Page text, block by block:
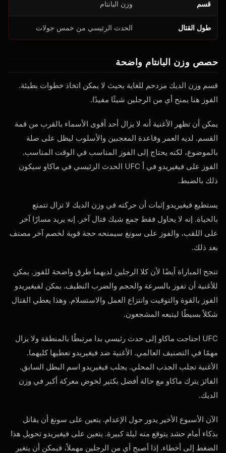
قسم وزن البانتام
طول القتال الحدث الرئيسي من خمس جولات
حصص وزن البانتام واضحة
قسم وزن الديك مزدحم للغاية بحيث لا يمكن اتخاذ خطوات بطيئة.
الفوز هنا يمنح أي من الرجلين شيئًا مفيدًا.
يمكن أن تظهر الأغنية أنه لا يزال أحد أقوى الأسماء بالقرب من قمة
القسم. لديه العمر وقاعدة المعجبين والأسلوب ليظل على صلة
بالموضوع، لكنه يحتاج إلى الفوز المناسب في الوقت المناسب.
الفوز على فيغيريدو في أ UFC الحدث الرئيسي في ماكاو سيكون
ذلك بالضبط.
يستطيع فيغيريدو إثبات أن حركته في وزن الديك لا تزال تتمتع
بالحياة. إنه لا يحاول فقط جمع شيك قتال آخر. إنه يريد مسارًا آخر
على اللقب، والفوز على سونغ سيمنحه حجة قوية لخصم آخر مصنف
بعد ذلك.
تنجح المباراة أيضًا لأن كلا الرجلين لديهما طرق واضحة للفوز. يمكن
للأغنية أن تفوز بالسرعة والحجم والضرب النظيف. يمكن لفيغيريدو
الفوز بالقوة والتوقيت وانتزاع العمل والاستسلام. وهذا يعطي القتال
شكلاً بسيطًا ليتبعه المشجعون.
UFC احتاجت ماكاو إلى حدث رئيسي بدا مرتبطًا بالمنطقة ولا يزال
مهمًا في التصنيف العالمي. الأغنية ضد فيغيريدو تعطيها كليهما.
الأغنية تجلب الجذب المحلي. يجلب فيغيريدو اسم البطل السابق.
الفائز يترك ماكاو مع حالة أفضل بكثير لخوض معركة أكبر في وزن
الديك.
الآن الأسبوع الأخير يدور حول الإعدام. يتعين على سونغ أن يقاتل
بذكاء أمام حشد يتوقع منه ليلة كبيرة. يتعين على فيغيريدو تحويل هذا
الضغط إلى أخطاء. إذا أصبح أي من الرجلين مهملاً، فيمكن أن يتغير